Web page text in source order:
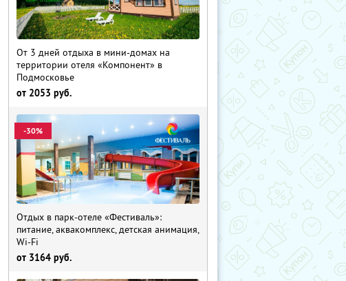
От 3 дней отдыха в мини-домах на
территории отеля «Компонент» в
Подмосковье
от 2053 руб.
-30%
Отдых в парк-отеле «Фестиваль»:
питание, аквакомплекс, детская анимация,
Wi-Fi
от 3164 руб.